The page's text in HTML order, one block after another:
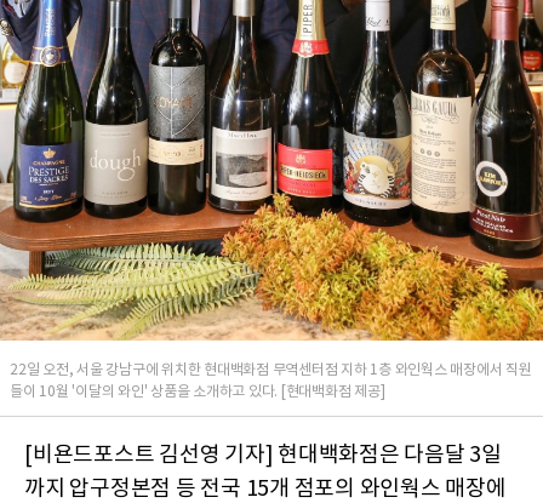
22일 오전, 서울 강남구에 위치한 현대백화점 무역센터점 지하 1층 와인웍스 매장에서 직원
들이 10월 '이달의 와인' 상품을 소개하고 있다. [현대백화점 제공]
[비욘드포스트 김선영 기자] 현대백화점은 다음달 3일
까지 압구정본점 등 전국 15개 점포의 와인웍스 매장에